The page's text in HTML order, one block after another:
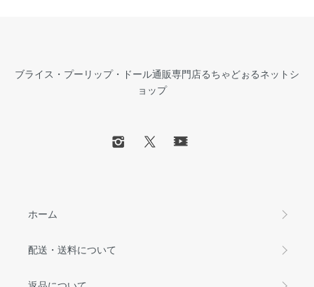
ブライス・プーリップ・ドール通販専門店るちゃどぉるネットシ
ョップ
ホーム
配送・送料について